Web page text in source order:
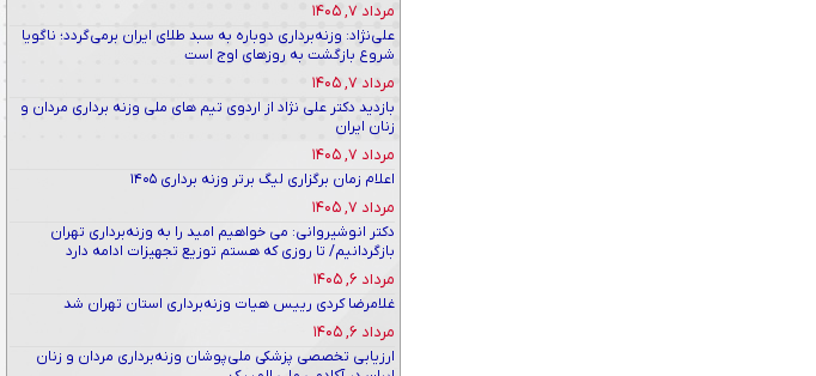
مرداد ۷, ۱۴۰۵
علی‌نژاد: وزنه‌برداری دوباره به سبد طلای ایران برمی‌گردد؛ ناگویا
شروع بازگشت به روزهای اوج است
مرداد ۷, ۱۴۰۵
بازدید دکتر علی نژاد از اردوی تیم های ملی وزنه برداری مردان و
زنان ایران
مرداد ۷, ۱۴۰۵
اعلام زمان برگزاری لیگ برتر وزنه برداری ۱۴۰۵
مرداد ۷, ۱۴۰۵
دکتر انوشیروانی: می خواهیم امید را به وزنه‌برداری تهران
بازگردانیم/ تا روزی که هستم توزیع تجهیزات ادامه دارد
مرداد ۶, ۱۴۰۵
غلامرضا کردی رییس هیات وزنه‌برداری استان تهران شد
مرداد ۶, ۱۴۰۵
ارزیابی تخصصی پزشکی ملی‌پوشان وزنه‌برداری مردان و زنان